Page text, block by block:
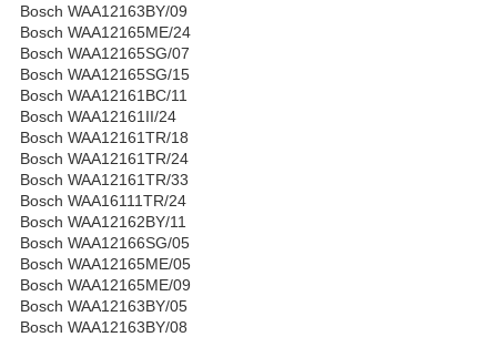
Bosch WAA12163BY/09
Bosch WAA12165ME/24
Bosch WAA12165SG/07
Bosch WAA12165SG/15
Bosch WAA12161BC/11
Bosch WAA12161II/24
Bosch WAA12161TR/18
Bosch WAA12161TR/24
Bosch WAA12161TR/33
Bosch WAA16111TR/24
Bosch WAA12162BY/11
Bosch WAA12166SG/05
Bosch WAA12165ME/05
Bosch WAA12165ME/09
Bosch WAA12163BY/05
Bosch WAA12163BY/08